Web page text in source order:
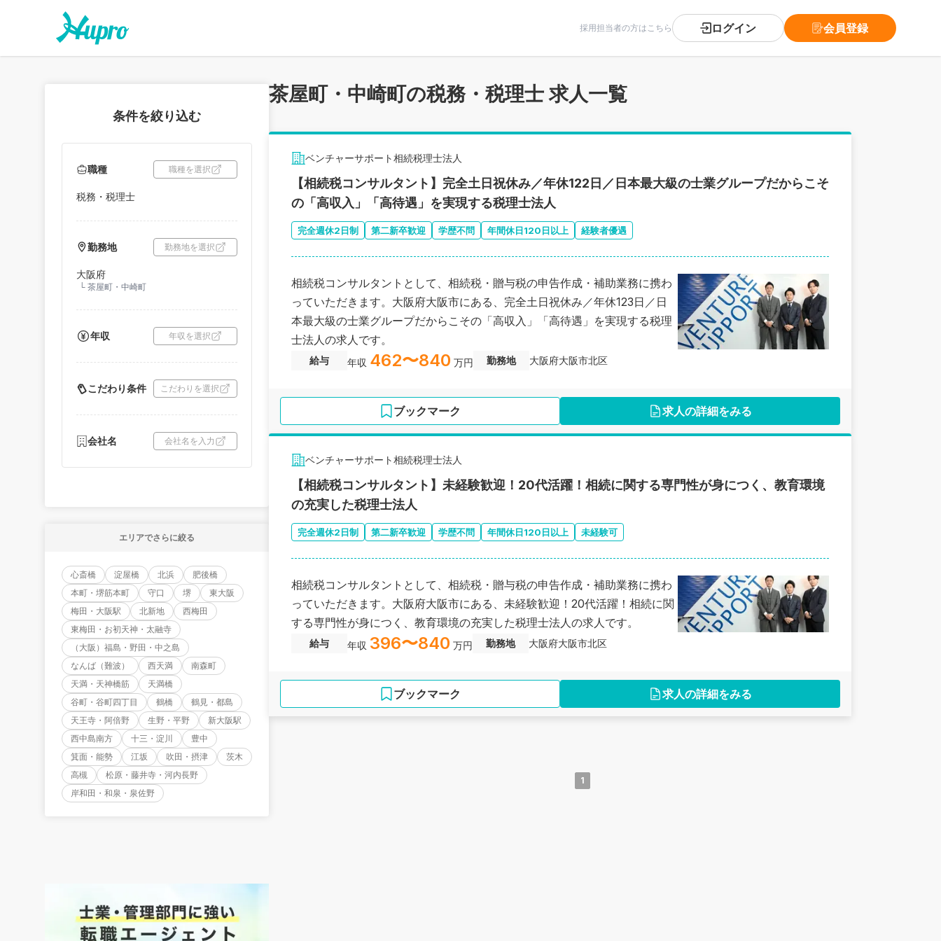
採用担当者の方はこちら ログイン 会員登録
条件を絞り込む
職種 職種を選択
税務・税理士
勤務地 勤務地を選択
大阪府
└ 茶屋町・中崎町
年収 年収を選択
こだわり条件 こだわりを選択
会社名 会社名を入力
エリアでさらに絞る
心斎橋 淀屋橋 北浜
肥後橋
本町・堺筋本町
守口 堺
東大阪
梅田・大阪駅
北新地
西梅田
東梅田・お初天神・太融寺
（大阪）福島・野田・中之島
なんば（難波）
西天満
南森町
天満・天神橋筋
天満橋
谷町・谷町四丁目
鶴橋
鶴見・都島
天王寺・阿倍野
生野・平野
新大阪駅
西中島南方
十三・淀川
豊中
箕面・能勢
江坂 吹田・摂津
茨木
高槻
松原・藤井寺・河内長野
岸和田・和泉・泉佐野
茶屋町・中崎町の税務・税理士 求人一覧
ベンチャーサポート相続税理士法人
【相続税コンサルタント】完全土日祝休み／年休122日／日本最大級の士業グループだからこそ
の「高収入」「高待遇」を実現する税理士法人
完全週休2日制 第二新卒歓迎 学歴不問 年間休日120日以上 経験者優遇
相続税コンサルタントとして、相続税・贈与税の申告作成・補助業務に携わ
っていただきます。大阪府大阪市にある、完全土日祝休み／年休123日／日
本最大級の士業グループだからこその「高収入」「高待遇」を実現する税理
士法人の求人です。
給与 年収 462〜840 万円 勤務地 大阪府大阪市北区
ブックマーク 求人の詳細をみる
ベンチャーサポート相続税理士法人
【相続税コンサルタント】未経験歓迎！20代活躍！相続に関する専門性が身につく、教育環境
の充実した税理士法人
完全週休2日制 第二新卒歓迎 学歴不問 年間休日120日以上 未経験可
相続税コンサルタントとして、相続税・贈与税の申告作成・補助業務に携わ
っていただきます。大阪府大阪市にある、未経験歓迎！20代活躍！相続に関
する専門性が身につく、教育環境の充実した税理士法人の求人です。
給与 年収 396〜840 万円 勤務地 大阪府大阪市北区
ブックマーク 求人の詳細をみる
1